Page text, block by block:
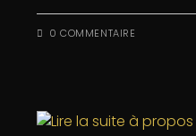
0 COMMENTAIRE